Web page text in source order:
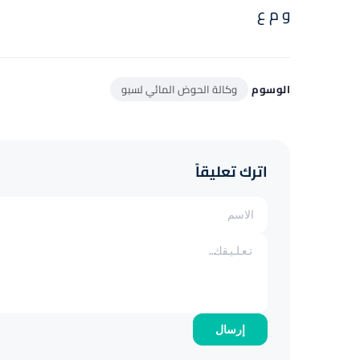
و م ع
الوسوم وكالة الحوض المائي لسبو
اترك تعليقاً
إرسال